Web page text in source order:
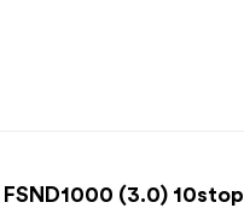
(3.0) 10stop